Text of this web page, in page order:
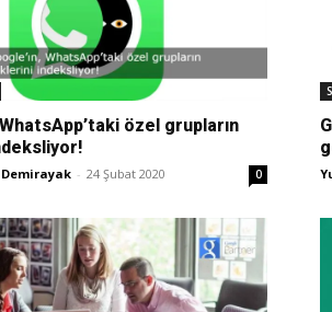
WhatsApp’taki özel grupların
- 24 Şubat 2020 0